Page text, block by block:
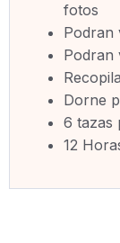
fotos
Podran
Podran
Dorne
6 tazas
12